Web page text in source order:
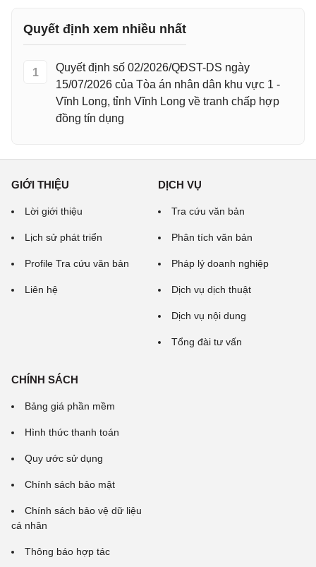
Quyết định xem nhiều nhất
1
Quyết định số 02/2026/QĐST-DS ngày
15/07/2026 của Tòa án nhân dân khu vực 1 -
Vĩnh Long, tỉnh Vĩnh Long về tranh chấp hợp
đồng tín dụng
GIỚI THIỆU
Lời giới thiệu
Lịch sử phát triển
Profile Tra cứu văn bản
Liên hệ
DỊCH VỤ
Tra cứu văn bản
Phân tích văn bản
Pháp lý doanh nghiệp
Dịch vụ dịch thuật
Dịch vụ nội dung
Tổng đài tư vấn
CHÍNH SÁCH
Bảng giá phần mềm
Hình thức thanh toán
Quy ước sử dụng
Chính sách bảo mật
Chính sách bảo vệ dữ liệu
cá nhân
Thông báo hợp tác